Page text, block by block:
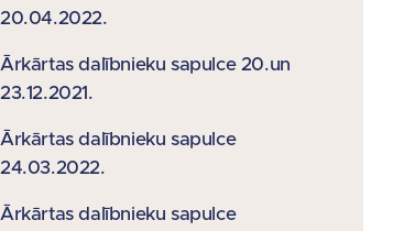
20.04.2022.
Ārkārtas dalībnieku sapulce 20.un
23.12.2021.
Ārkārtas dalībnieku sapulce
24.03.2022.
Ārkārtas dalībnieku sapulce